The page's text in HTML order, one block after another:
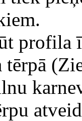
profila